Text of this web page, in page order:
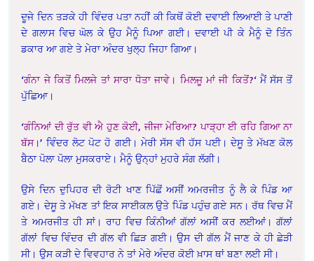
ਦੂਜੇ ਦਿਨ ਤੜਕੇ ਹੀ ਵਿੰਦਰ ਪਤਾ ਨਹੀਂ ਕੀ ਕਿਥੋਂ ਕੋਈ ਦਵਾਈ ਲਿਆਈ ਤੇ ਪਾਣੀ
ਦੇ ਗਲਾਸ ਵਿਚ ਘੋਲ ਕੇ ਉਹ ਮੈਨੂੰ ਪਿਆ ਗਈ। ਦਵਾਈ ਪੀ ਕੇ ਮੈਨੂੰ ਦੋ ਤਿੰਨ
ਡਕਾਰ ਆ ਗਏ ਤੇ ਮੇਰਾ ਅੰਦਰ ਖੁਲ੍ਹ ਜਿਹਾ ਗਿਆ।
‘ਗੰਨਾ ਜੇ ਕਿਤੋਂ ਮਿਲਜੇ ਤਾਂ ਸਾਰਾ ਧੋਤਾ ਜਾਵੇ। ਮਿਲਜੂ ਮਾਂ ਜੀ ਕਿਤੋਂ?‘ ਮੈਂ ਸੱਸ ਤੋਂ
ਪੁੱਛਿਆ।
‘ਗੰਨਿਆਂ ਦੀ ਰੁੱਤ ਵੀ ਐ ਹੁਣ ਕੋਈ, ਜੀਜਾ ਮੇਰਿਆ? ਪਾੜ੍ਹਾ ਈ ਰਹਿ ਗਿਆ ਨਾ
ਬੱਸ।’ ਵਿੰਦਰ ਲੋਟ ਪੋਟ ਹੋ ਗਈ। ਮੇਰੀ ਸੱਸ ਵੀ ਹੱਸ ਪਈ। ਦੇਸੂ ਤੇ ਮੱਖਣ ਕੋਲ
ਬੈਠਾ ਪੋਲਾ ਪੋਲਾ ਮੁਸਕਰਾਏ। ਮੈਨੂੰ ਉਨ੍ਹਾਂ ਮੁਹਰੇ ਸੰਗ ਲੱਗੀ।
ਉਸੇ ਦਿਨ ਦੁਪਿਹਰ ਦੀ ਰੋਟੀ ਖਾਣ ਪਿੱਛੋਂ ਅਸੀਂ ਅਮਰਜੀਤ ਨੂੰ ਲੈ ਕੇ ਪਿੰਡ ਆ
ਗਏ। ਦੇਸੂ ਤੇ ਮੱਖਣ ਤਾਂ ਇਕ ਸਾਈਕਲ ਉਤੇ ਪਿੰਡ ਪਹੁੰਚ ਗਏ ਸਨ। ਰੱਥ ਵਿਚ ਮੈਂ
ਤੇ ਅਮਰਜੀਤ ਹੀ ਸਾਂ। ਰਾਹ ਵਿਚ ਕਿੰਨੀਆਂ ਗੱਲਾਂ ਅਸੀਂ ਕਰ ਲਈਆਂ। ਗੱਲਾਂ
ਗੱਲਾਂ ਵਿਚ ਵਿੰਦਰ ਦੀ ਗੱਲ ਵੀ ਛਿੜ ਗਈ। ਉਸ ਦੀ ਗੱਲ ਮੈਂ ਜਾਣ ਕੇ ਹੀ ਛੇੜੀ
ਸੀ। ਉਸ ਕੜੀ ਦੇ ਵਿਵਹਾਰ ਨੇ ਤਾਂ ਮੇਰੇ ਅੰਦਰ ਕੋਈ ਖ਼ਾਸ ਥਾਂ ਬਣਾ ਲਈ ਸੀ।